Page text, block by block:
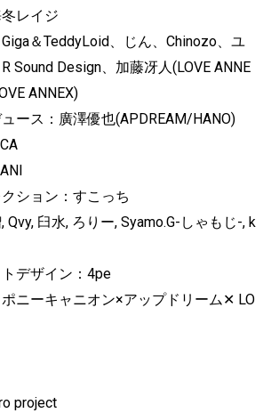
レイジ
＆TeddyLoid、じん、Chinozo、ユ
Sound Design、加藤冴人(LOVE ANNE
ANNEX)
ース：廣澤優也(APDREAM/HANO)
ション：すこっち
Qvy, 臼水, ろりー, Syamo.G-しゃもじ-, k
デザイン：4pe
ニーキャニオン×アップドリーム✕ LO
project